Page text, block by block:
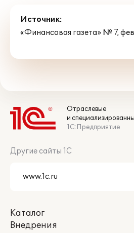
Источник:
«Финансовая газета» № 7,
Отраслевые
и
1С:Предприятие
Другие сайты 1С
Каталог
Внедрения